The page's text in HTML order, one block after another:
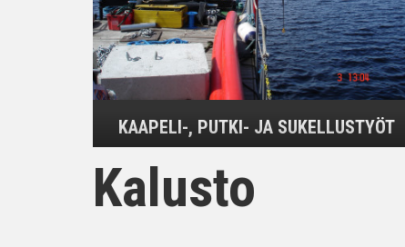
KAAPELI-, PUTKI- JA SUKELLUSTYÖT
Kalusto